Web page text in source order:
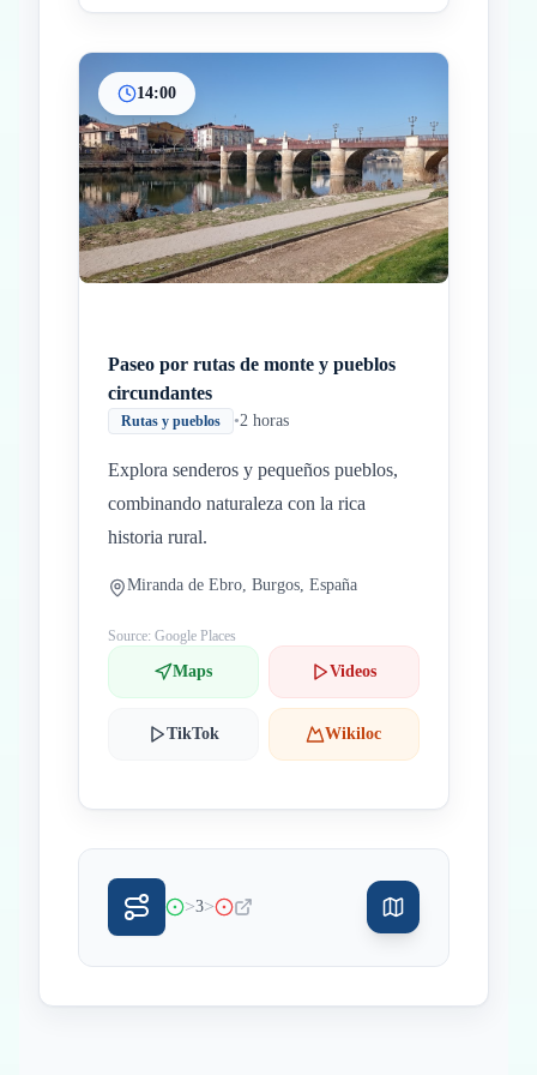
14:00
Paseo por rutas de monte y pueblos
circundantes
Rutas y pueblos •2 horas
Explora senderos y pequeños pueblos,
combinando naturaleza con la rica
historia rural.
Miranda de Ebro, Burgos, España
Source: Google Places
Maps Videos
TikTok Wikiloc
>3>